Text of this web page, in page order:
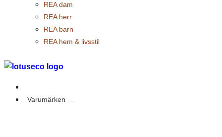
REA dam
REA herr
REA barn
REA hem & livsstil
Varumärken